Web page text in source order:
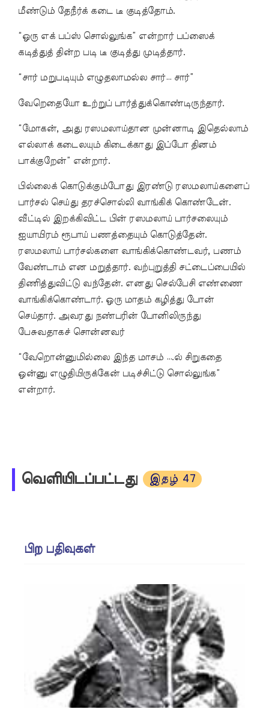
மீண்டும் தேநீர்க் கடை டீ குடித்தோம்.
“ஒரு எக் பப்ஸ் சொல்லுங்க” என்றார் பப்ஸைக்
கடித்துத் தின்ற படி டீ குடித்து முடித்தார்.
“சார் மறுபடியும் எழுதலாமல்ல சார்… சார்”
வேறெதையோ உற்றுப் பார்த்துக்கொண்டிருந்தார்.
“மோகன், அது ரஸமலாய்தான முன்னாடி இதெல்லாம்
எல்லாக் கடைலயும் கிடைக்காது இப்போ தினம்
பாக்குறேன்” என்றார்.
பில்லைக் கொடுக்கும்போது இரண்டு ரஸமலாய்களைப்
பார்சல் செய்து தரச்சொல்லி வாங்கிக் கொண்டேன்.
வீட்டில் இறக்கிவிட்ட பின் ரஸமலாய் பார்சலையும்
ஐயாயிரம் ரூபாய் பணத்தையும் கொடுத்தேன்.
ரஸமலாய் பார்சல்களை வாங்கிக்கொண்டவர், பணம்
வேண்டாம் என மறுத்தார். வற்புறுத்தி சட்டைப்பையில்
திணித்துவிட்டு வந்தேன். எனது செல்பேசி எண்ணை
வாங்கிக்கொண்டார். ஒரு மாதம் கழித்து போன்
செய்தார். அவரது நண்பரின் போனிலிருந்து
பேசுவதாகச் சொன்னவர்
“வேறொன்னுமில்லை இந்த மாசம் ….ல் சிறுகதை
ஒன்னு எழுதியிருக்கேன் படிச்சிட்டு சொல்லுங்க”
என்றார்.
வெளியிடப்பட்டது இதழ் 47
பிற பதிவுகள்